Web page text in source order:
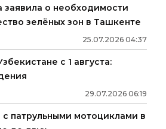
о необходимости
зелёных зон в Ташкенте
25.07.2026 04:37
с 1 августа:
29.07.2026 06:19
патрульными мотоциклами в